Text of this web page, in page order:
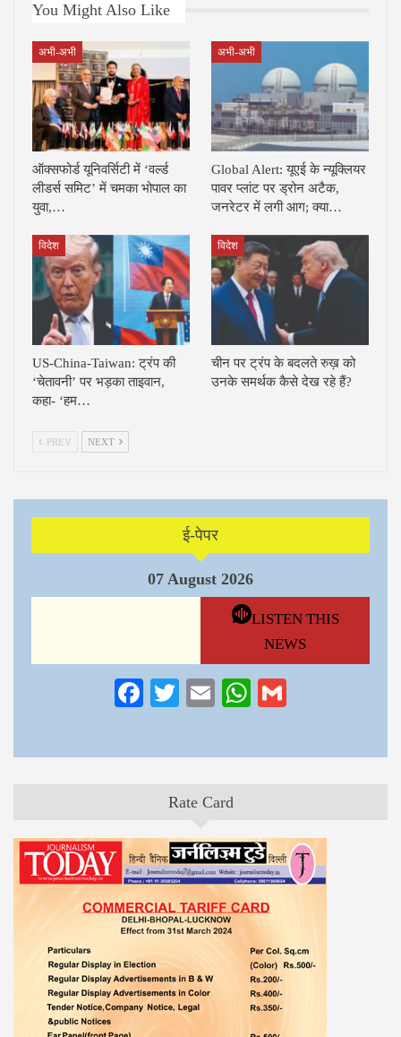
You Might Also Like
अभी-अभी
ऑक्सफोर्ड यूनिवर्सिटी में ‘वर्ल्ड
लीडर्स समिट’ में चमका भोपाल का
युवा,…
अभी-अभी
Global Alert: यूएई के न्यूक्लियर
पावर प्लांट पर ड्रोन अटैक,
जनरेटर में लगी आग; क्या…
विदेश
US-China-Taiwan: ट्रंप की
‘चेतावनी’ पर भड़का ताइवान,
कहा- ‘हम…
विदेश
चीन पर ट्रंप के बदलते रुख़ को
उनके समर्थक कैसे देख रहे हैं?
PREV NEXT
ई-पेपर
07 August 2026
LISTEN THIS
NEWS
Facebook
TwitterEmailWhatsApp
Rate Card